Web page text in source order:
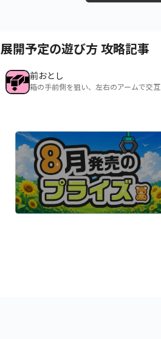
展開予定の遊び方 攻略記事
前おとし
箱の手前側を狙い、左右のアームで交